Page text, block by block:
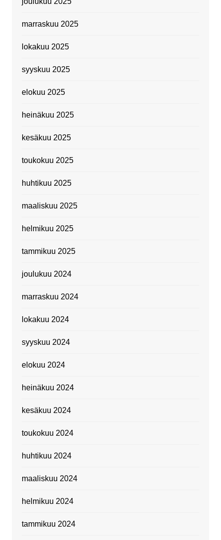
marraskuu 2025
lokakuu 2025
syyskuu 2025
elokuu 2025
heinäkuu 2025
kesäkuu 2025
toukokuu 2025
huhtikuu 2025
maaliskuu 2025
helmikuu 2025
tammikuu 2025
joulukuu 2024
marraskuu 2024
lokakuu 2024
syyskuu 2024
elokuu 2024
heinäkuu 2024
kesäkuu 2024
toukokuu 2024
huhtikuu 2024
maaliskuu 2024
helmikuu 2024
tammikuu 2024